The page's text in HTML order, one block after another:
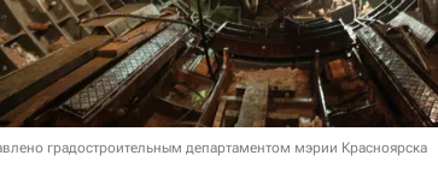
градостроительным департаментом мэрии Красноярска